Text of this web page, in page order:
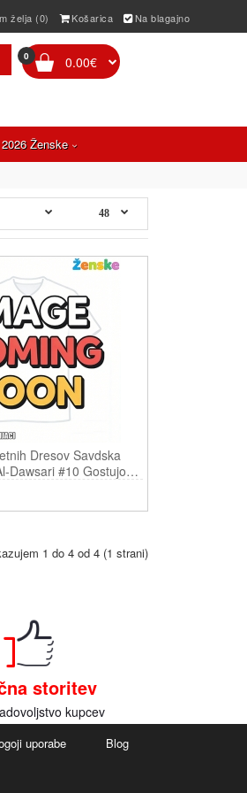
želja (0) Košarica Na blagajno
0 0.00€
Ženske
Dresov Savdska
Dawsari #10 Gostujoči
1 do 4 od 4 (1 strani)
storitev
kupcev
uporabe Blog